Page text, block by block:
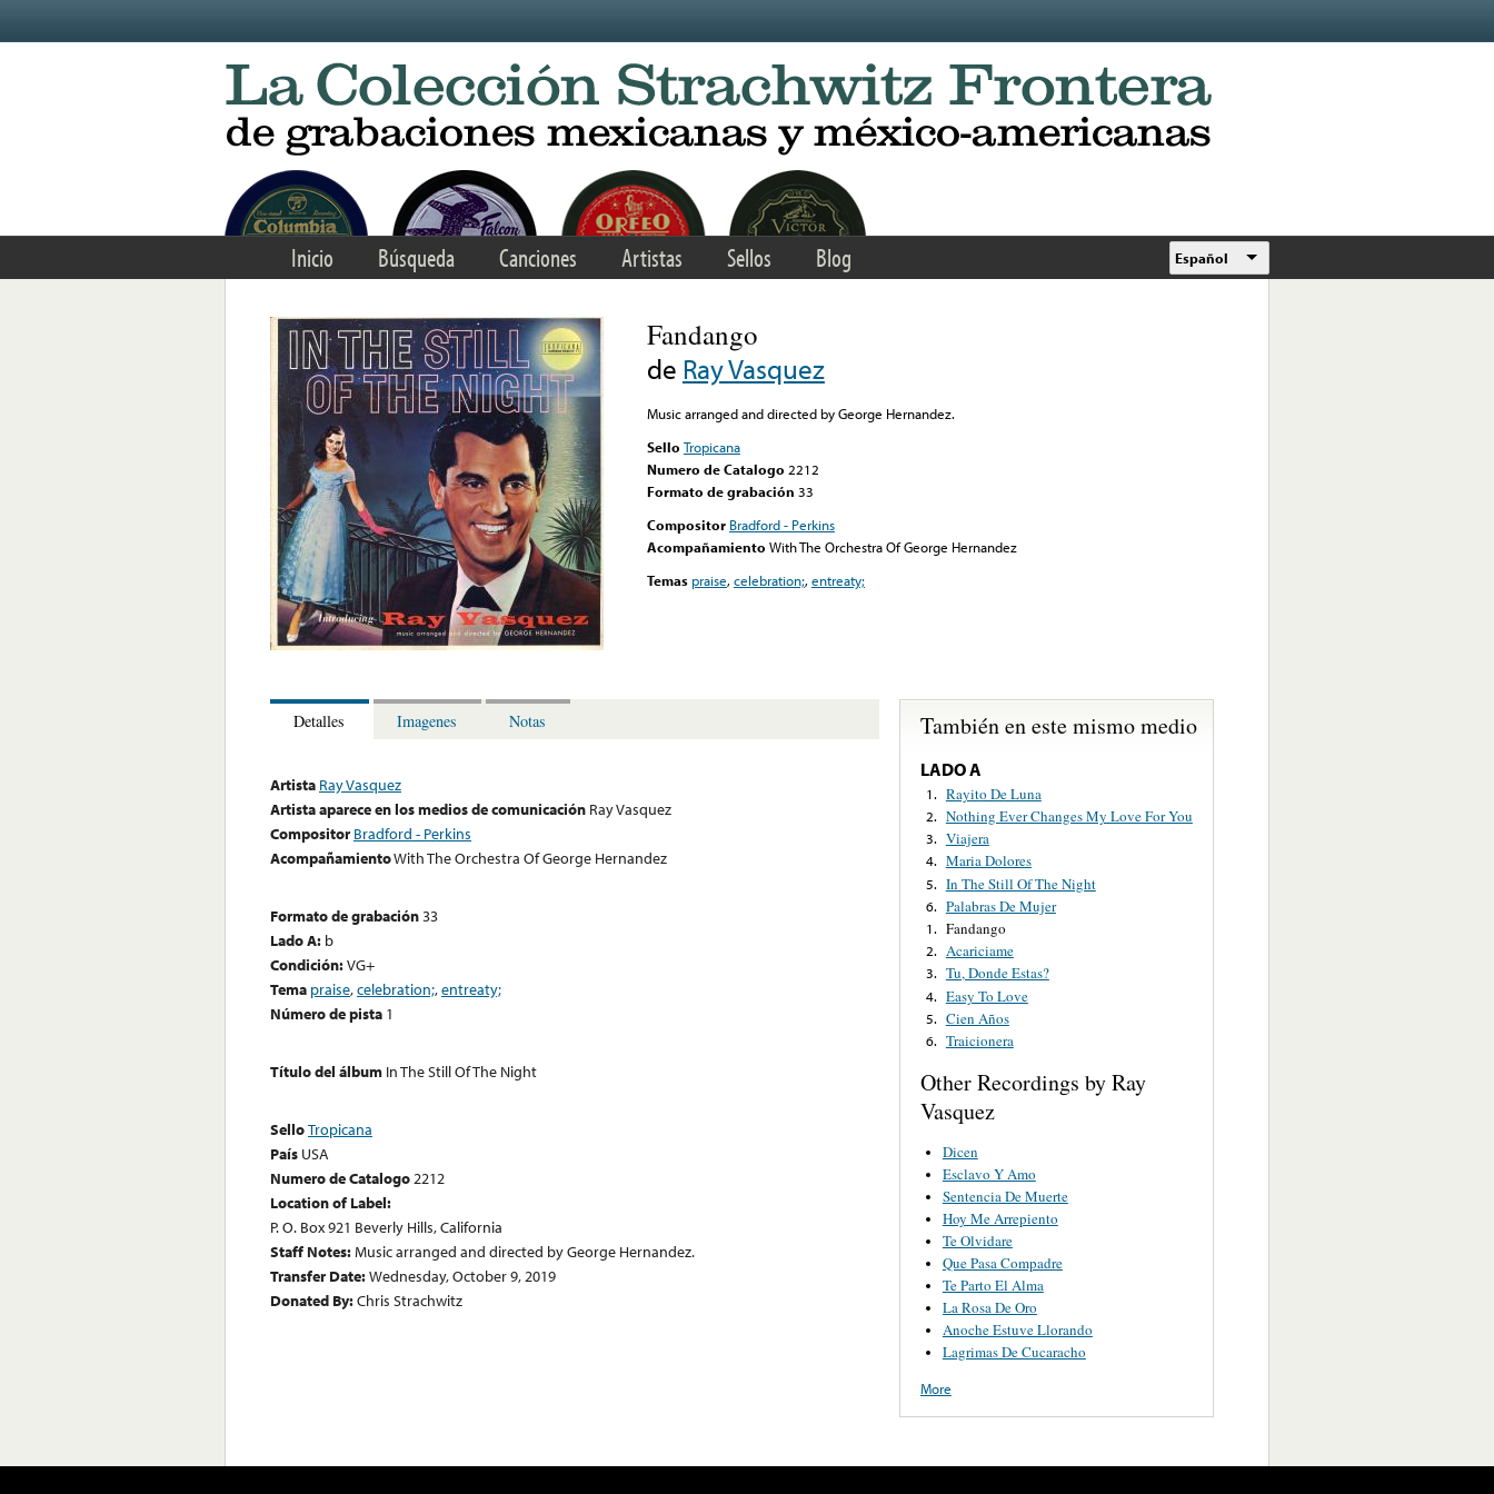
Inicio Búsqueda Canciones Artistas Sellos Blog Español
Fandango
de Ray Vasquez
Music arranged and directed by George Hernandez.
Sello Tropicana
Numero de Catalogo 2212
Formato de grabación 33
Compositor Bradford - Perkins
Acompañamiento With The Orchestra Of George Hernandez
Temas praise,celebration;,entreaty;
Detalles Imagenes Notas
Artista Ray Vasquez
Artista aparece en los medios de comunicación Ray Vasquez
Compositor Bradford - Perkins
AcompañamientoWith The Orchestra Of George Hernandez
Formato de grabación33
Lado A: b
Condición:VG+
Tema praise,celebration;,entreaty;
Número de pista 1
Título del álbum In The Still Of The Night
SelloTropicana
País USA
Numero de Catalogo2212
Location of Label:
P. O. Box 921 Beverly Hills, California
Staff Notes:Music arranged and directed by George Hernandez.
Transfer Date:Wednesday, October 9, 2019
Donated By:Chris Strachwitz
También en este mismo medio
LADO A
1. Rayito De Luna
2. Nothing Ever Changes My Love For You
3. Viajera
4. Maria Dolores
5. In The Still Of The Night
6. Palabras De Mujer
1. Fandango
2. Acariciame
3. Tu, Donde Estas?
4. Easy To Love
5. Cien Años
6. Traicionera
Other Recordings by Ray
Vasquez
Dicen
Esclavo Y Amo
Sentencia De Muerte
Hoy Me Arrepiento
Te Olvidare
Que Pasa Compadre
Te Parto El Alma
La Rosa De Oro
Anoche Estuve Llorando
Lagrimas De Cucaracho
More